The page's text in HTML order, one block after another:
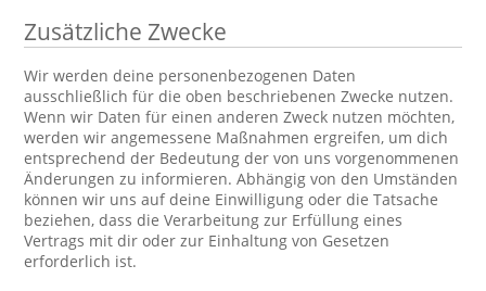
Zusätzliche Zwecke
Wir werden deine personenbezogenen Daten
ausschließlich für die oben beschriebenen Zwecke nutzen.
Wenn wir Daten für einen anderen Zweck nutzen möchten,
werden wir angemessene Maßnahmen ergreifen, um dich
entsprechend der Bedeutung der von uns vorgenommenen
Änderungen zu informieren. Abhängig von den Umständen
können wir uns auf deine Einwilligung oder die Tatsache
beziehen, dass die Verarbeitung zur Erfüllung eines
Vertrags mit dir oder zur Einhaltung von Gesetzen
erforderlich ist.